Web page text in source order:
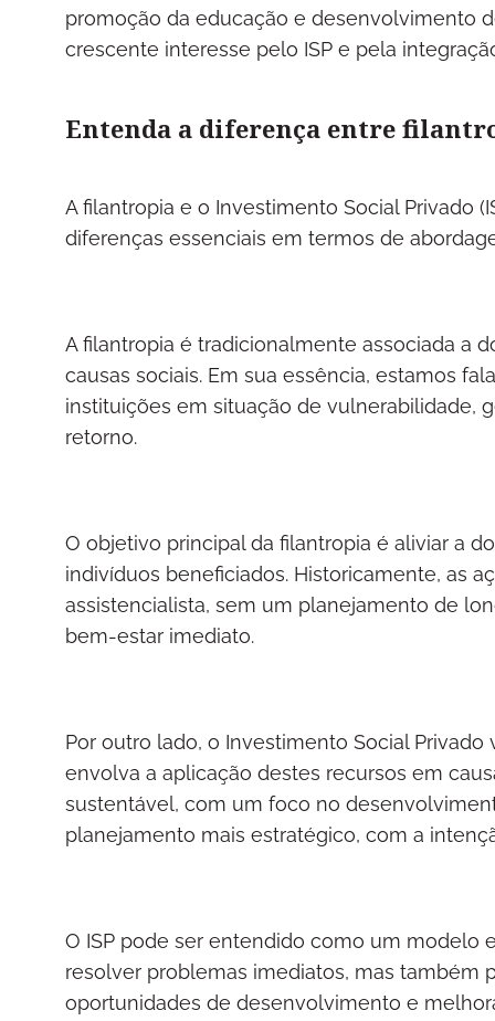
promoção da educação e desenvolvimento
crescente interesse pelo ISP e pela
Entenda a diferença entre
A filantropia e o Investimento Social Privado
diferenças essenciais em termos de
A filantropia é tradicionalmente associada a
causas sociais. Em sua essência, estamos
instituições em situação de vulnerabilidade,
retorno.
O objetivo principal da filantropia é aliviar a
indivíduos beneficiados. Historicamente, as
assistencialista, sem um planejamento de
bem-estar imediato.
Por outro lado, o Investimento Social
envolva a aplicação destes recursos em
sustentável, com um foco no
planejamento mais estratégico, com a
O ISP pode ser entendido como um modelo
resolver problemas imediatos, mas também
oportunidades de desenvolvimento e